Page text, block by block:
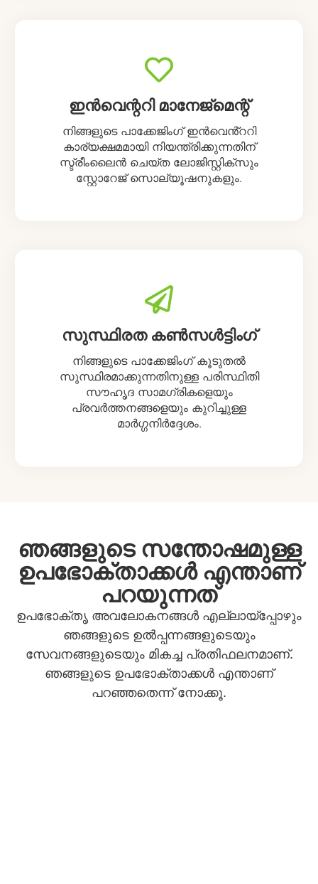
ഇൻവെന്ററി മാനേജ്മെന്റ്
നിങ്ങളുടെ പാക്കേജിംഗ് ഇൻവെൻ്ററി
കാര്യക്ഷമമായി നിയന്ത്രിക്കുന്നതിന്
സ്ട്രീംലൈൻ ചെയ്ത ലോജിസ്റ്റിക്സും
സ്റ്റോറേജ് സൊല്യൂഷനുകളും.
സുസ്ഥിരത കൺസൾട്ടിംഗ്
നിങ്ങളുടെ പാക്കേജിംഗ് കൂടുതൽ
സുസ്ഥിരമാക്കുന്നതിനുള്ള പരിസ്ഥിതി
സൗഹൃദ സാമഗ്രികളെയും
പ്രവർത്തനങ്ങളെയും കുറിച്ചുള്ള
മാർഗ്ഗനിർദ്ദേശം.
ഞങ്ങളുടെ സന്തോഷമുള്ള
ഉപഭോക്താക്കൾ എന്താണ്
പറയുന്നത്
ഉപഭോക്തൃ അവലോകനങ്ങൾ എല്ലായ്പ്പോഴും
ഞങ്ങളുടെ ഉൽപ്പന്നങ്ങളുടെയും
സേവനങ്ങളുടെയും മികച്ച പ്രതിഫലനമാണ്.
ഞങ്ങളുടെ ഉപഭോക്താക്കൾ എന്താണ്
പറഞ്ഞതെന്ന് നോക്കൂ.